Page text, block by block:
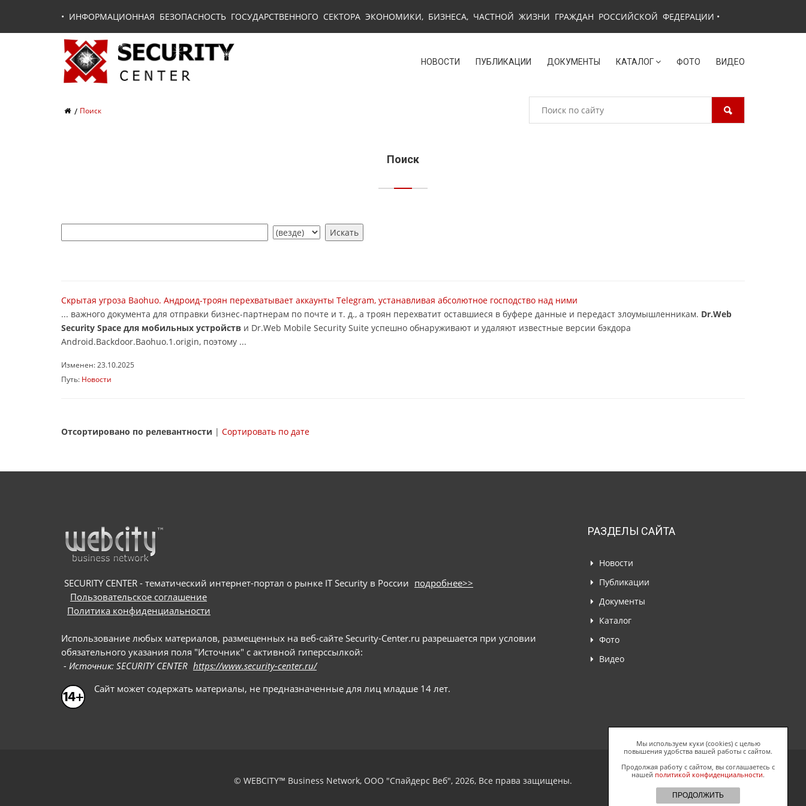
• ИНФОРМАЦИОННАЯ БЕЗОПАСНОСТЬ ГОСУДАРСТВЕННОГО СЕКТОРА ЭКОНОМИКИ, БИЗНЕСА, ЧАСТНОЙ ЖИЗНИ ГРАЖДАН РОССИЙСКОЙ ФЕДЕРАЦИИ •
НОВОСТИ ПУБЛИКАЦИИ ДОКУМЕНТЫ КАТАЛОГ ФОТО ВИДЕО
Поиск
Поиск
Скрытая угроза Baohuo. Андроид-троян перехватывает аккаунты Telegram, устанавливая абсолютное господство над ними
... важного документа для отправки бизнес-партнерам по почте и т. д., а троян перехватит оставшиеся в буфере данные и передаст злоумышленникам. Dr.Web
Security Space для мобильных устройств и Dr.Web Mobile Security Suite успешно обнаруживают и удаляют известные версии бэкдора
Android.Backdoor.Baohuo.1.origin, поэтому ...
Изменен: 23.10.2025
Путь: Новости
Отсортировано по релевантности | Сортировать по дате
SECURITY CENTER - тематический интернет-портал о рынке IT Security в России подробнее>>
Пользовательское соглашение
Политика конфиденциальности
Использование любых материалов, размещенных на веб-сайте Security-Center.ru разрешается при условии
обязательного указания поля "Источник" с активной гиперссылкой:
- Источник: SECURITY CENTER https://www.security-center.ru/
Сайт может содержать материалы, не предназначенные для лиц младше 14 лет.
РАЗДЕЛЫ САЙТА
Новости
Публикации
Документы
Каталог
Фото
Видео
© WEBCITY™ Business Network, ООО "Спайдерс Веб", 2026, Все права защищены.
Мы используем куки (cookies) с целью
повышения удобства вашей работы с сайтом.
Продолжая работу с сайтом, вы соглашаетесь с
нашей политикой конфиденциальности.
ПРОДОЛЖИТЬ